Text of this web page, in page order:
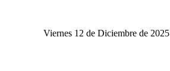
Viernes 12 de Diciembre de 2025